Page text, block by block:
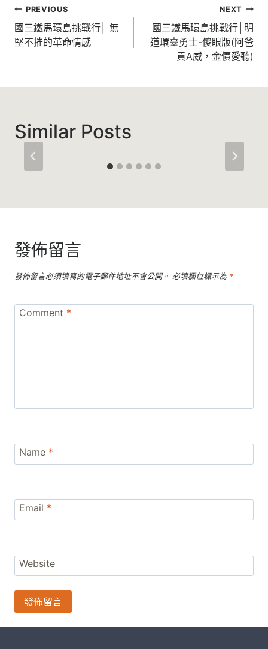
文
章
導
PREVIOUS
國三鐵馬環島挑戰行│ 無
堅不摧的革命情感
NEXT
國三鐵馬環島挑戰行│明
道環臺勇士-傻眼版(阿爸
貢A威，金價愛聽)
Similar Posts
發佈留言
發佈留言必須填寫的電子郵件地址不會公開。 必填欄位標示為 *
Comment *
Name *
Email *
Website